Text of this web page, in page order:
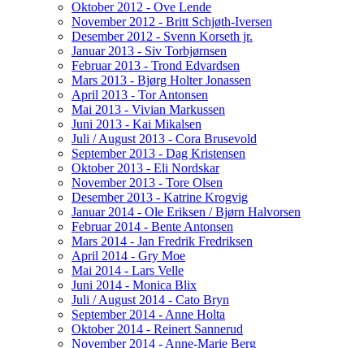
Oktober 2012 - Ove Lende
November 2012 - Britt Schjøth-Iversen
Desember 2012 - Svenn Korseth jr.
Januar 2013 - Siv Torbjørnsen
Februar 2013 - Trond Edvardsen
Mars 2013 - Bjørg Holter Jonassen
April 2013 - Tor Antonsen
Mai 2013 - Vivian Markussen
Juni 2013 - Kai Mikalsen
Juli / August 2013 - Cora Brusevold
September 2013 - Dag Kristensen
Oktober 2013 - Eli Nordskar
November 2013 - Tore Olsen
Desember 2013 - Katrine Krogvig
Januar 2014 - Ole Eriksen / Bjørn Halvorsen
Februar 2014 - Bente Antonsen
Mars 2014 - Jan Fredrik Fredriksen
April 2014 - Gry Moe
Mai 2014 - Lars Velle
Juni 2014 - Monica Blix
Juli / August 2014 - Cato Bryn
September 2014 - Anne Holta
Oktober 2014 - Reinert Sannerud
November 2014 - Anne-Marie Berg